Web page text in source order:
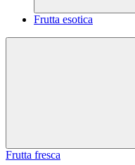
Frutta esotica
Frutta fresca